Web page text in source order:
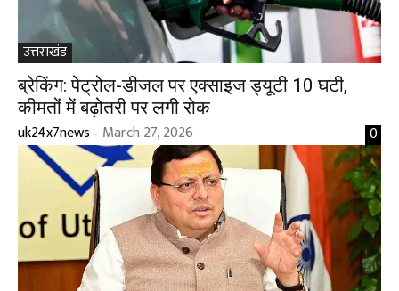
उत्तराखंड
ब्रेकिंग: पेट्रोल-डीजल पर एक्साइज ड्यूटी ₹10 घटी,
कीमतों में बढ़ोतरी पर लगी रोक
uk24x7news - March 27, 2026 0